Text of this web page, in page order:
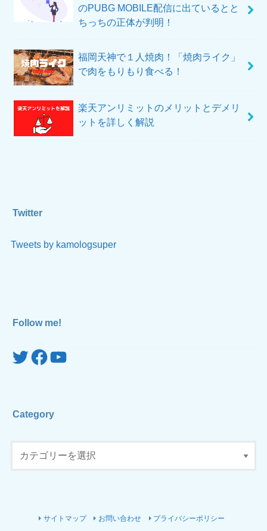
のPUBG MOBILE配信に出ているとと
ちっちの正体が判明！
福岡天神で１人焼肉！「焼肉ライク」
で肉をもりもり食べる！
楽天アンリミットのメリットとデメリ
ットを詳しく解説
Twitter
Tweets by kamologsuper
Follow me!
TwitterFacebook
YouTube
Category
サイトマップ お問い合わせ プライバシーポリシー